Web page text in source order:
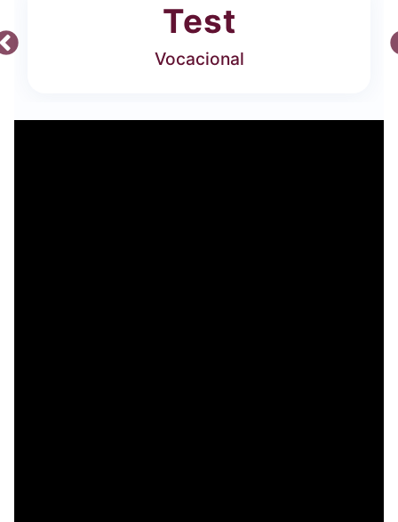
Test
Vocacional